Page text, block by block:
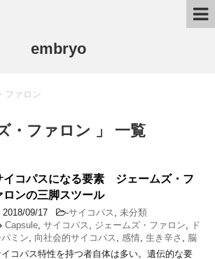
embryo
ファロン
・ファロン 」 一覧
イコパスになる要素 ジェームズ・フ
ロンの三脚スツール
2018/09/17 -サイコパス
未分類
Capsule サイコパス ジェームズ・ファロン
ド
パミン
向社会的サイコパス 感情 生き辛さ
脳
コパス特性を持つ者自体は多い。遺伝的な要